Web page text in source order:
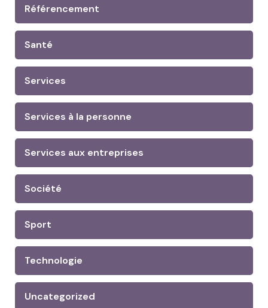
Référencement
Santé
Services
Services à la personne
Services aux entreprises
Société
Sport
Technologie
Uncategorized